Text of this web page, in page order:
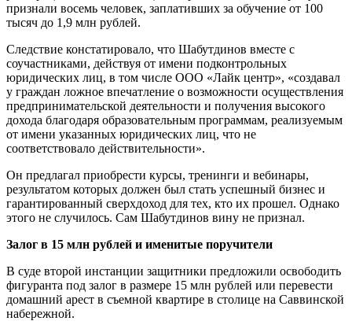
признали восемь человек, заплативших за обучение от 100
тысяч до 1,9 млн рублей.
Следствие констатировало, что Шабутдинов вместе с
соучастниками, действуя от имени подконтрольных
юридических лиц, в том числе ООО «Лайк центр», «создавал
у граждан ложное впечатление о возможности осуществления
предпринимательской деятельности и получения высокого
дохода благодаря образовательным программам, реализуемым
от имени указанных юридических лиц, что не
соответствовало действительности».
Он предлагал приобрести курсы, тренинги и вебинары,
результатом которых должен был стать успешный бизнес и
гарантированный сверхдоход для тех, кто их прошел. Однако
этого не случилось. Сам Шабутдинов вину не признал.
Залог в 15 млн рублей и именитые поручители
В суде второй инстанции защитники предложили освободить
фигуранта под залог в размере 15 млн рублей или перевести
домашний арест в съемной квартире в столице на Саввинской
набережной.